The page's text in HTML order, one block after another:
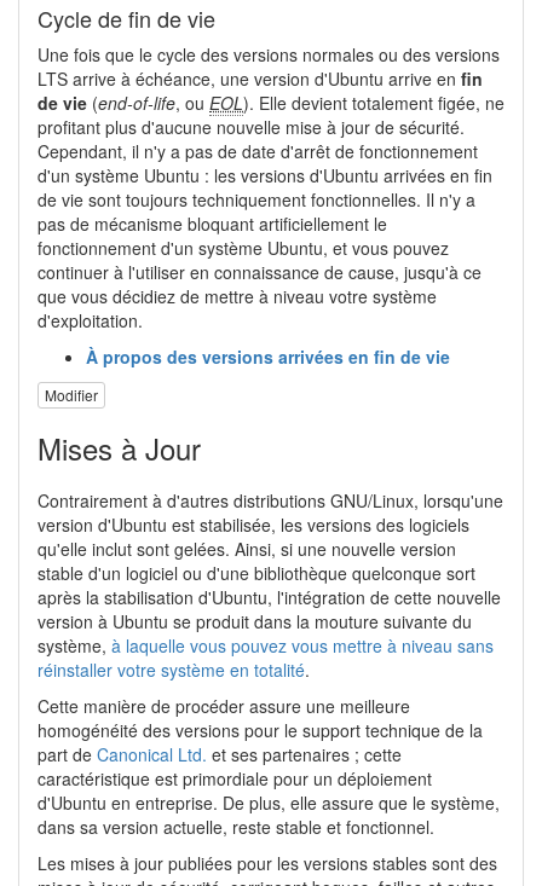
Cycle de fin de vie
Une fois que le cycle des versions normales ou des versions
LTS arrive à échéance, une version d'Ubuntu arrive en fin
de vie (end-of-life, ou EOL). Elle devient totalement figée, ne
profitant plus d'aucune nouvelle mise à jour de sécurité.
Cependant, il n'y a pas de date d'arrêt de fonctionnement
d'un système Ubuntu : les versions d'Ubuntu arrivées en fin
de vie sont toujours techniquement fonctionnelles. Il n'y a
pas de mécanisme bloquant artificiellement le
fonctionnement d'un système Ubuntu, et vous pouvez
continuer à l'utiliser en connaissance de cause, jusqu'à ce
que vous décidiez de mettre à niveau votre système
d'exploitation.
À propos des versions arrivées en fin de vie
Modifier
Mises à Jour
Contrairement à d'autres distributions GNU/Linux, lorsqu'une
version d'Ubuntu est stabilisée, les versions des logiciels
qu'elle inclut sont gelées. Ainsi, si une nouvelle version
stable d'un logiciel ou d'une bibliothèque quelconque sort
après la stabilisation d'Ubuntu, l'intégration de cette nouvelle
version à Ubuntu se produit dans la mouture suivante du
système, à laquelle vous pouvez vous mettre à niveau sans
réinstaller votre système en totalité.
Cette manière de procéder assure une meilleure
homogénéité des versions pour le support technique de la
part de Canonical Ltd. et ses partenaires ; cette
caractéristique est primordiale pour un déploiement
d'Ubuntu en entreprise. De plus, elle assure que le système,
dans sa version actuelle, reste stable et fonctionnel.
Les mises à jour publiées pour les versions stables sont des